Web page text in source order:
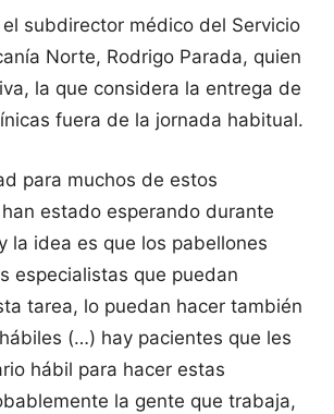
subdirector médico del Servicio
Norte, Rodrigo Parada, quien
la que considera la entrega de
fuera de la jornada habitual.
para muchos de estos
estado esperando durante
la idea es que los pabellones
especialistas que puedan
tarea, lo puedan hacer también
(…) hay pacientes que les
hábil para hacer estas
la gente que trabaja,